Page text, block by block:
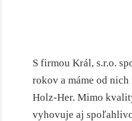
S firmou Král, s.r.o.
rokov a máme od
Holz-Her. Mimo
vyhovuje aj